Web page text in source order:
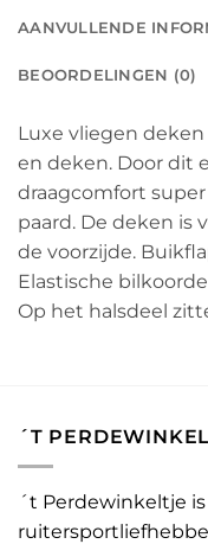
AANVULLENDE
BEOORDELINGEN (0)
Luxe vliegen
en deken. Door dit
draagcomfort
paard. De deken is
de voorzijde.
Elastische
Op het halsdeel
´T
´t Perdewinkeltje is